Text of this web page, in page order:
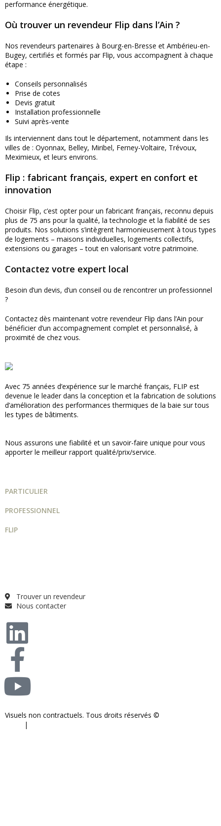
performance énergétique.
Où trouver un revendeur Flip dans l’Ain ?
Nos revendeurs partenaires à Bourg-en-Bresse et Ambérieu-en-
Bugey, certifiés et formés par Flip, vous accompagnent à chaque
étape :
Conseils personnalisés
Prise de cotes
Devis gratuit
Installation professionnelle
Suivi après-vente
Ils interviennent dans tout le département, notamment dans les
villes de : Oyonnax, Belley, Miribel, Ferney-Voltaire, Trévoux,
Meximieux, et leurs environs.
Flip : fabricant français, expert en confort et
innovation
Choisir Flip, c’est opter pour un fabricant français, reconnu depuis
plus de 75 ans pour la qualité, la technologie et la fiabilité de ses
produits. Nos solutions s’intègrent harmonieusement à tous types
de logements – maisons individuelles, logements collectifs,
extensions ou garages – tout en valorisant votre patrimoine.
Contactez votre expert local
Besoin d’un devis, d’un conseil ou de rencontrer un professionnel
?
Contactez dès maintenant votre revendeur Flip dans l’Ain pour
bénéficier d’un accompagnement complet et personnalisé, à
proximité de chez vous.
Avec 75 années d’expérience sur le marché français, FLIP est
devenue le leader dans la conception et la fabrication de solutions
d’amélioration des performances thermiques de la baie sur tous
les types de bâtiments.
Nous assurons une fiabilité et un savoir-faire unique pour vous
apporter le meilleur rapport qualité/prix/service.
PARTICULIER
PROFESSIONNEL
FLIP
Trouver un revendeur
Nous contacter
Visuels non contractuels. Tous droits réservés ©
|